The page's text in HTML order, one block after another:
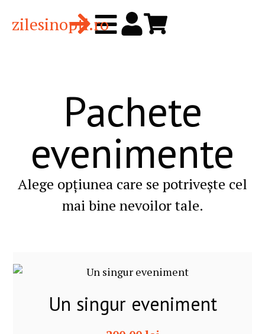
zilesinopti.ro
Pachete
evenimente
Alege opțiunea care se potrivește cel
mai bine nevoilor tale.
Un singur eveniment